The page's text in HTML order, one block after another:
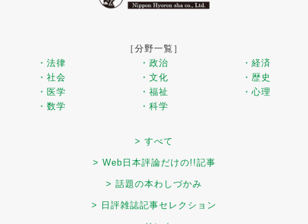
［分野一覧］
・法律
・政治
・経済
・社会
・文化
・歴史
・医学
・福祉
・心理
・数学
・科学
> すべて
> Web日本評論だけの!!記事
> 話題の本わしづかみ
> 日評雑誌記事セレクション